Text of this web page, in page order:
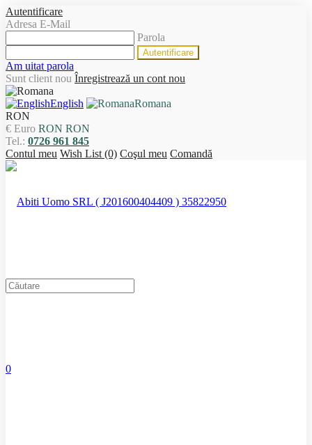
Autentificare
Adresa E-Mail
Parola
Am uitat parola
Sunt client nou Înregistrează un cont nou
English
Romana
RON
€ Euro RON RON
Tel.: 0726 961 845
Contul meu Wish List (0) Coşul meu Comandă
0